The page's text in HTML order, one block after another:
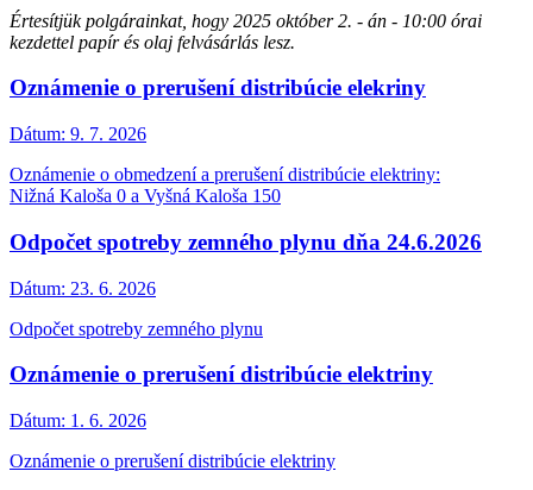
Értesítjük polgárainkat, hogy 2025 október 2. - án - 10:00 órai
kezdettel papír és olaj felvásárlás lesz.
Oznámenie o prerušení distribúcie elekriny
Dátum: 9. 7. 2026
Oznámenie o obmedzení a prerušení distribúcie elektriny:
Nižná Kaloša 0 a Vyšná Kaloša 150
Odpočet spotreby zemného plynu dňa 24.6.2026
Dátum: 23. 6. 2026
Odpočet spotreby zemného plynu
Oznámenie o prerušení distribúcie elektriny
Dátum: 1. 6. 2026
Oznámenie o prerušení distribúcie elektriny